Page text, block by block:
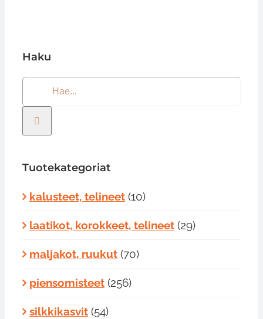
Haku
...
Tuotekategoriat
kalusteet, telineet (10)
laatikot, korokkeet, telineet (29)
maljakot, ruukut (70)
piensomisteet (256)
silkkikasvit (54)